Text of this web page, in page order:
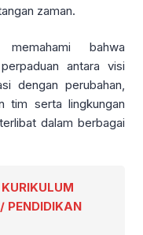
zaman.
bahwa
antara visi
dengan perubahan,
tim serta lingkungan
dalam berbagai
PENDIDIKAN